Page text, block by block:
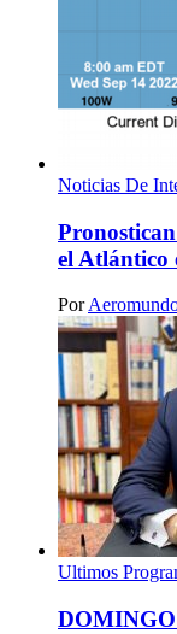
Noticias De
el Atlántico
Por
Ultimos